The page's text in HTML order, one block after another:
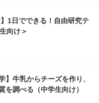
】1日でできる！自由研究テ
向け＞
】牛乳からチーズを作り、
を調べる（中学生向け）